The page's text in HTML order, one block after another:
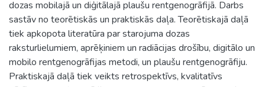
dozas mobilajā un diģitālajā plaušu rentgenogrāfijā. Darbs
sastāv no teorētiskās un praktiskās daļa. Teorētiskajā daļā
tiek apkopota literatūra par starojuma dozas
raksturlielumiem, aprēķiniem un radiācijas drošību, digitālo un
mobilo rentgenogrāfijas metodi, un plaušu rentgenogrāfiju.
Praktiskajā daļā tiek veikts retrospektīvs, kvalitatīvs